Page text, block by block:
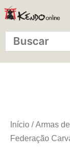
Início /Armas
Federação